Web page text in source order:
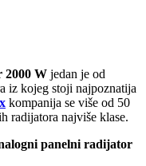
2000 W jedan je od
iz kojeg stoji najpoznatija
kompanija se više od 50
radijatora najviše klase.
panelni radijator